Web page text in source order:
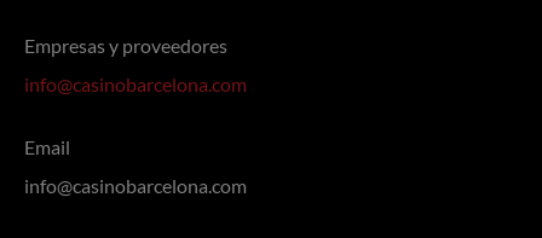
Empresas y proveedores
info@casinobarcelona.com
Email
info@casinobarcelona.com